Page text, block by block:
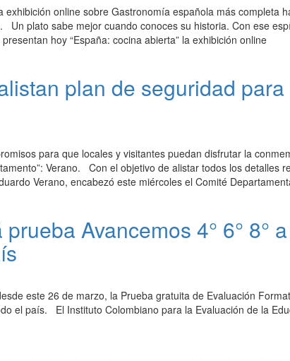
exhibición online sobre Gastronomía española más completa
Un plato sabe mejor cuando conoces su historia. Con ese
hoy “España: cocina abierta” la exhibición online
plan de seguridad
para que locales y visitantes puedan disfrutar la
Verano. Con el objetivo de alistar todos los detalles
Verano, encabezó este miércoles el Comité
Avancemos 4° 6° 8°
este 26 de marzo, la Prueba gratuita de Evaluación
el país. El Instituto Colombiano para la Evaluación de la